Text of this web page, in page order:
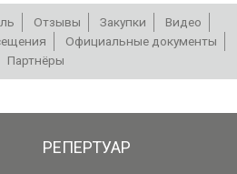
Отзывы Закупки
Видео
Официальные документы
Партнёры
РЕПЕРТУАР